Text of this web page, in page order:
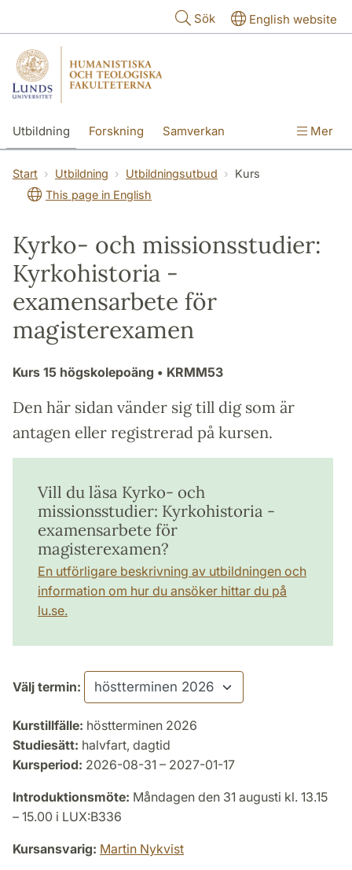
Sök English website
Utbildning Forskning Samverkan Mer
Start Utbildning Utbildningsutbud
Kurs
This page in English
Kyrko- och missionsstudier:
Kyrkohistoria -
examensarbete för
magisterexamen
Kurs 15 högskolepoäng • KRMM53
Den här sidan vänder sig till dig som är
antagen eller registrerad på kursen.
Vill du läsa Kyrko- och
missionsstudier: Kyrkohistoria -
examensarbete för
magisterexamen?
En utförligare beskrivning av utbildningen och
information om hur du ansöker hittar du på
lu.se.
Välj termin:
Kurstillfälle: höstterminen 2026
Studiesätt: halvfart, dagtid
Kursperiod: 2026-08-31 – 2027-01-17
Introduktionsmöte: Måndagen den 31 augusti kl. 13.15
– 15.00 i LUX:B336
Kursansvarig: Martin Nykvist